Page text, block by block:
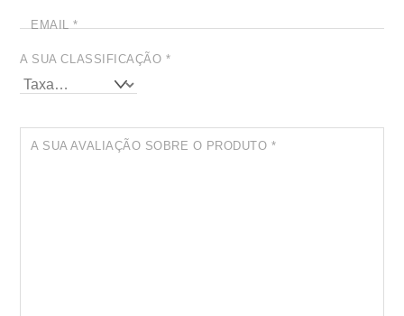
EMAIL*
A SUA CLASSIFICAÇÃO *
A SUA AVALIAÇÃO SOBRE O PRODUTO *